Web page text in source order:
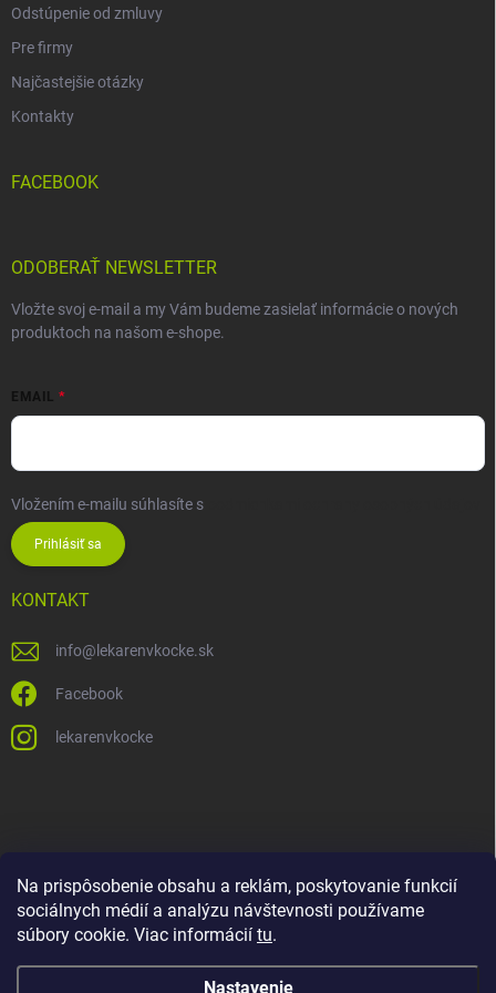
Na prispôsobenie obsahu a reklám, poskytovanie funkcií
sociálnych médií a analýzu návštevnosti používame
súbory cookie. Viac informácií tu.
Nastavenie
Odstúpenie od zmluvy
Pre firmy
Najčastejšie otázky
Kontakty
FACEBOOK
ODOBERAŤ NEWSLETTER
Vložte svoj e-mail a my Vám budeme zasielať informácie o nových
produktoch na našom e-shope.
EMAIL
Vložením e-mailu súhlasíte s
Prihlásiť sa
KONTAKT
info@ lekarenvkocke.sk
Facebook
lekarenvkocke